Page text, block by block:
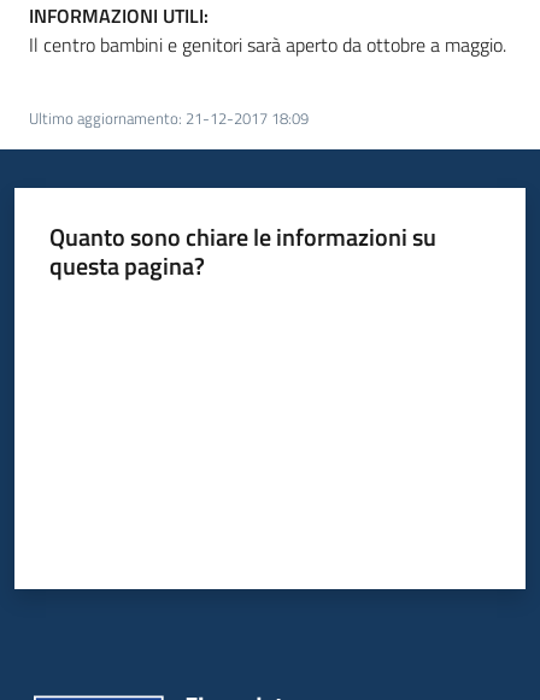
INFORMAZIONI UTILI:
Il centro bambini e genitori sarà aperto da ottobre a maggio.
Ultimo aggiornamento: 21-12-2017 18:09
Quanto sono chiare le informazioni su
questa pagina?